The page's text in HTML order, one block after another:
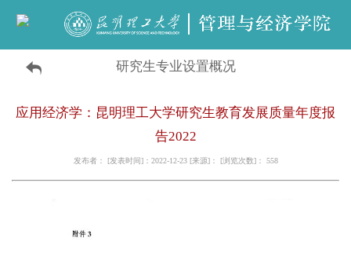
研究生专业设置概况
应用经济学：昆明理工大学研究生教育发展质量年度报
告2022
发布者： [发表时间]：2022-12-23 [来源]： [浏览次数]： 558